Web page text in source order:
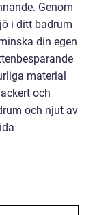
Genom
i ditt badrum
din egen
material
och
och njut av